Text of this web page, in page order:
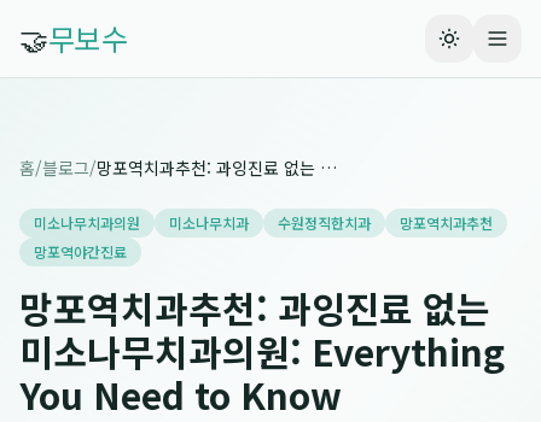
🤝무보수
홈/블로그/ 망포역치과추천: 과잉진료 없는 미소나무치과의원: Everything You Need to Know
미소나무치과의원 미소나무치과 수원정직한치과
망포역치과추천
망포역야간진료
망포역치과추천: 과잉진료 없는
미소나무치과의원: Everything
You Need to Know